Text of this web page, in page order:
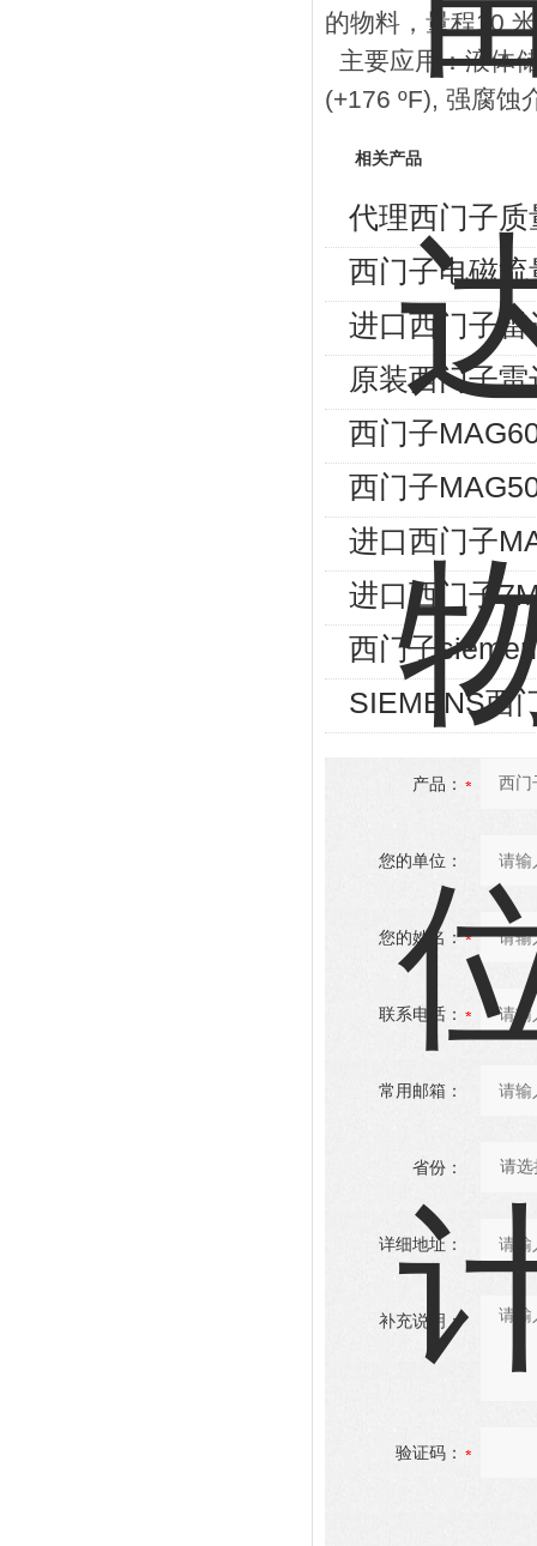
的物料，量程10
主要应用：液体
(+176 ºF), 强腐蚀
相关产品
代理西门子
西门子电磁
进口西门子
原装西门子
西门子
西门子
进口西门子
进口西门子
西门子
SIEMENS西
产品：
您的单位：
您的姓名：
联系电话：
常用邮箱：
省份：
详细地址：
补充说明：
验证码：